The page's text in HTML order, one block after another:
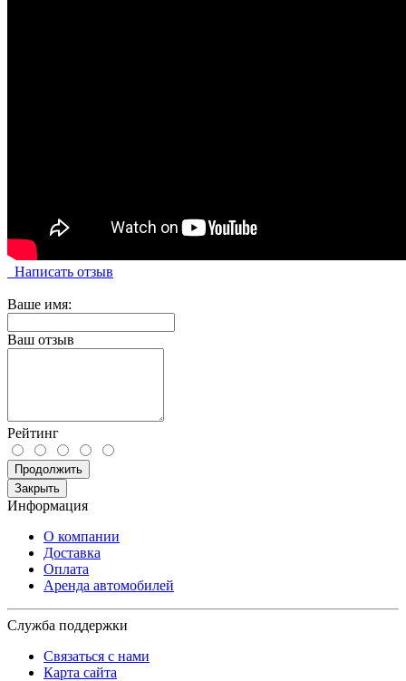
Написать отзыв
Ваше имя:
Ваш отзыв
Рейтинг
Продолжить
Закрыть
Информация
О компании
Доставка
Оплата
Аренда автомобилей
Служба поддержки
Связаться с нами
Карта сайта